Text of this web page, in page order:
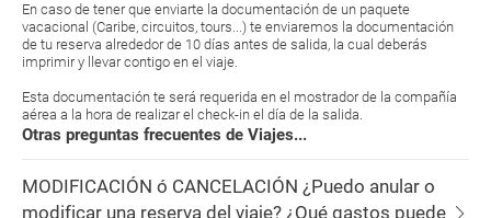
En caso de tener que enviarte la documentación de un paquete
vacacional (Caribe, circuitos, tours...) te enviaremos la documentación
de tu reserva alrededor de 10 días antes de salida, la cual deberás
imprimir y llevar contigo en el viaje.
Esta documentación te será requerida en el mostrador de la compañía
aérea a la hora de realizar el check-in el día de la salida.
Otras preguntas frecuentes de Viajes...
MODIFICACIÓN ó CANCELACIÓN ¿Puedo anular o
modificar una reserva del viaje? ¿Qué gastos puede